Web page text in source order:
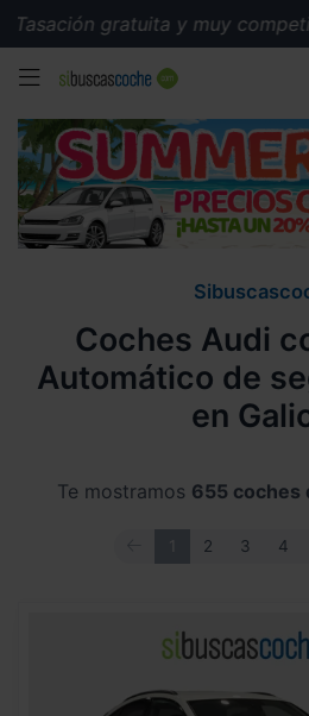
y muy competitiva al
MENÚ
Coches Audi
Automático de
en
Te mostramos 655 coches
ANTERIOR
2 3 4